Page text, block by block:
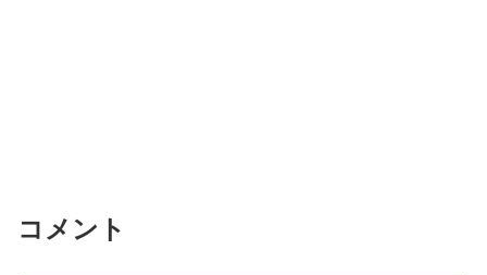
コメント